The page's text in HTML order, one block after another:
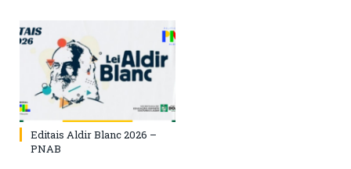
Editais Aldir Blanc 2026 –
PNAB